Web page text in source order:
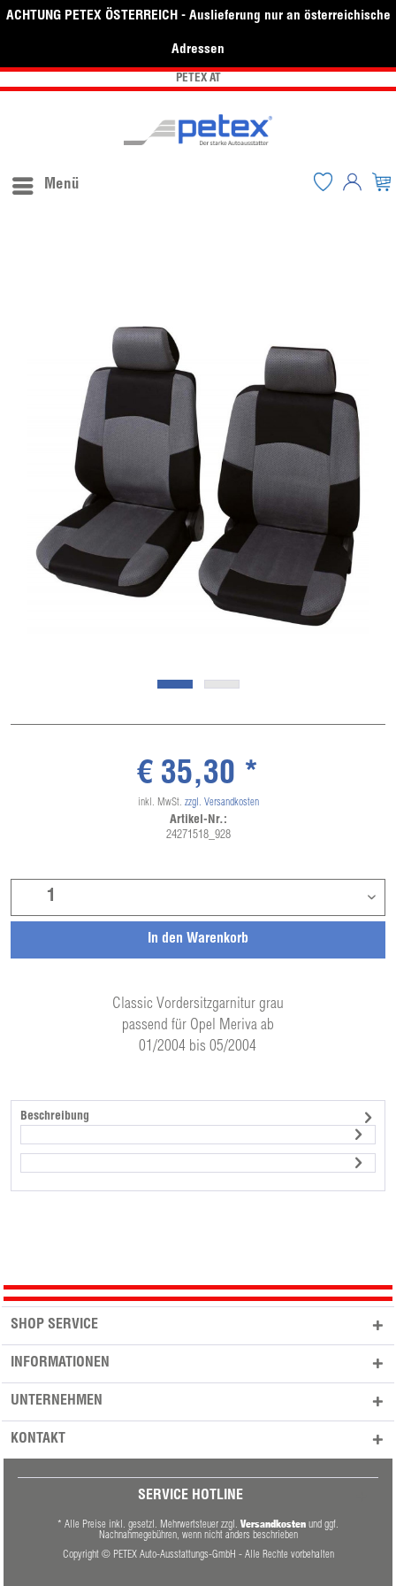
ACHTUNG PETEX ÖSTERREICH - Auslieferung nur an österreichische
Adressen
PETEX AT
Menü
Classic Vordersitzgarnitur grau
passend für Opel Meriva ab
01/2004 bis 05/2004
In den Warenkorb
€ 35,30 *
inkl. MwSt. zzgl. Versandkosten
Artikel-Nr.:
24271518_928
Beschreibung
SHOP SERVICE
INFORMATIONEN
UNTERNEHMEN
KONTAKT
SERVICE HOTLINE
* Alle Preise inkl. gesetzl. Mehrwertsteuer zzgl. Versandkosten und ggf.
Nachnahmegebühren, wenn nicht anders beschrieben
Copyright © PETEX Auto-Ausstattungs-GmbH - Alle Rechte vorbehalten